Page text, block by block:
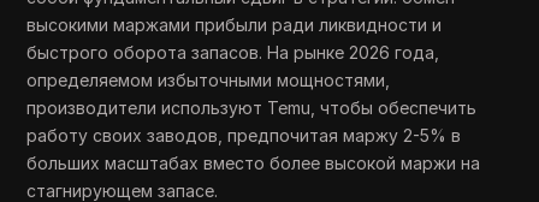
высокими маржами прибыли ради ликвидности и
быстрого оборота запасов. На рынке 2026 года,
определяемом избыточными мощностями,
производители используют Temu, чтобы обеспечить
работу своих заводов, предпочитая маржу 2-5% в
больших масштабах вместо более высокой маржи на
стагнирующем запасе.